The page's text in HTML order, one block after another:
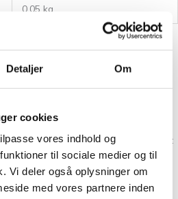
Detaljer Om
cookies
vores indhold og
til sociale medier og til
Vi deler også oplysninger om
med vores partnere inden
0,05 kg
anmelde “Isager
publiceret. Krævede felter er markeret